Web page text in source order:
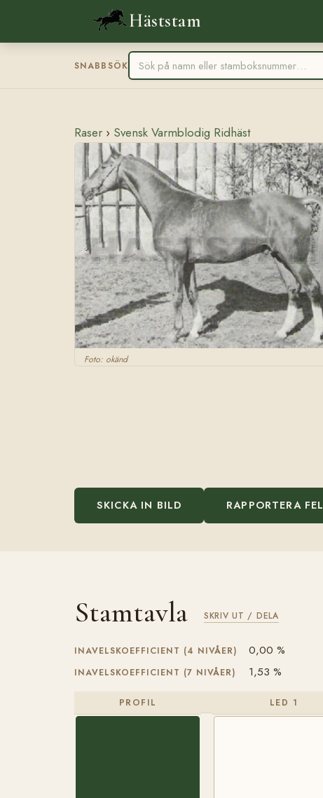
Häststam
SNABBSÖK
Raser › Svensk Varmblodig Ridhäst
Foto: okänd
SKICKA IN BILD RAPPORTERA FEL
Stamtavla SKRIV UT / DELA
INAVELSKOEFFICIENT (4 NIVÅER) 0,00 %
INAVELSKOEFFICIENT (7 NIVÅER) 1,53 %
PROFIL LED 1